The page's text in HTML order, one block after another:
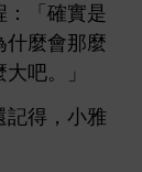
：「確實
什麼
麼
吧。」
記得，
雅